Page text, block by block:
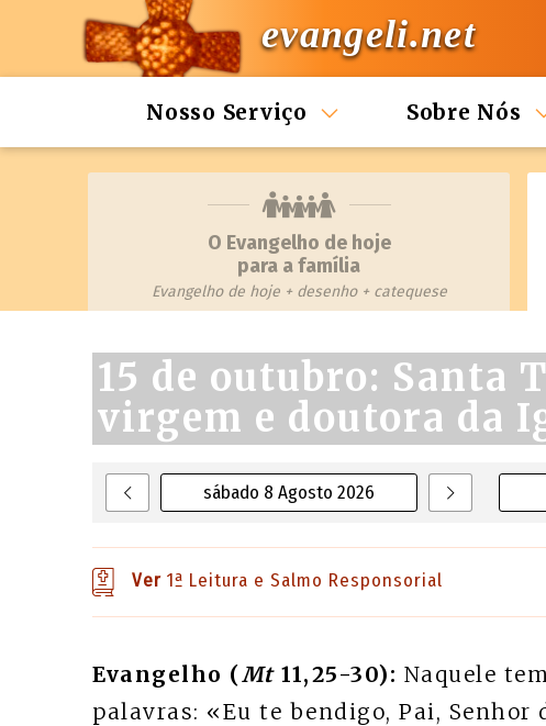
evangeli.net
Nosso Serviço Sobre Nós
O Evangelho de hoje
para a família
Evangelho de hoje + desenho + catequese
sábado 8 Agosto 2026
15 de outubro: Santa
virgem e doutora da
Ver 1ª Leitura e Salmo Responsorial
Evangelho (Mt11,25-30): Naquele
palavras: «Eu te bendigo, Pai, Senhor